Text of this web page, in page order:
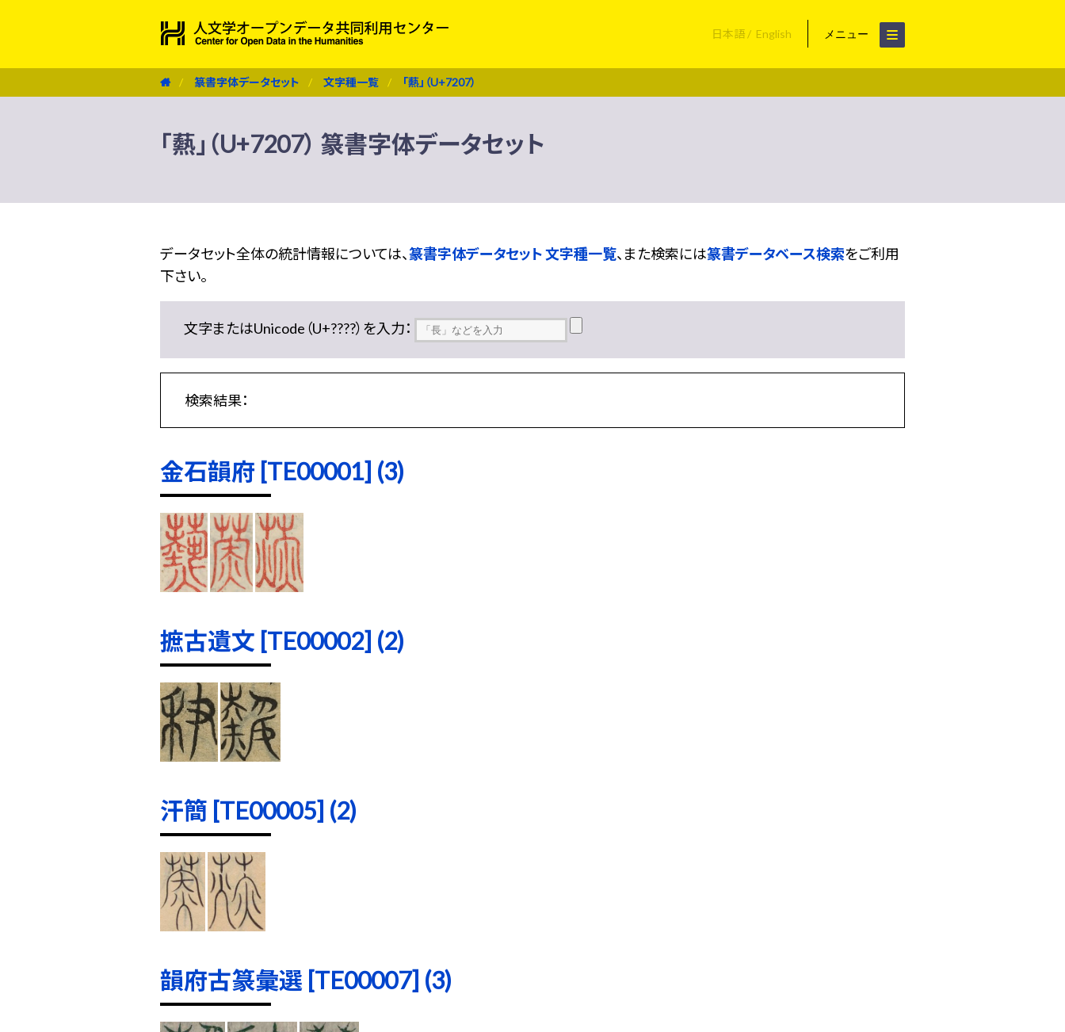
日本語 English メニュー
篆書字体データセット 文字種一覧 「爇」（U+7207）
「爇」（U+7207） 篆書字体データセット
データセット全体の統計情報については、篆書字体データセット 文字種一覧、また検索には篆書データベース検索をご利用
下さい。
文字またはUnicode（U+????）を入力：
検索結果：
金石韻府 [TE00001] (3)
摭古遺文 [TE00002] (2)
汗簡 [TE00005] (2)
韻府古篆彙選 [TE00007] (3)